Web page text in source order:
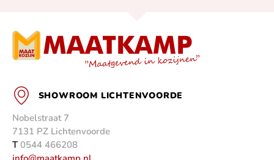
SHOWROOM LICHTENVOORDE
Nobelstraat 7
7131 PZ Lichtenvoorde
T 0544 466208